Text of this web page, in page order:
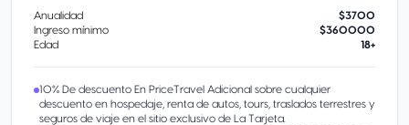
Anualidad
$3700
Ingreso mínimo
$360000
Edad
18+
10% De descuento En PriceTravel Adicional sobre cualquier
descuento en hospedaje, renta de autos, tours, traslados terrestres y
seguros de viaje en el sitio exclusivo de La Tarjeta.